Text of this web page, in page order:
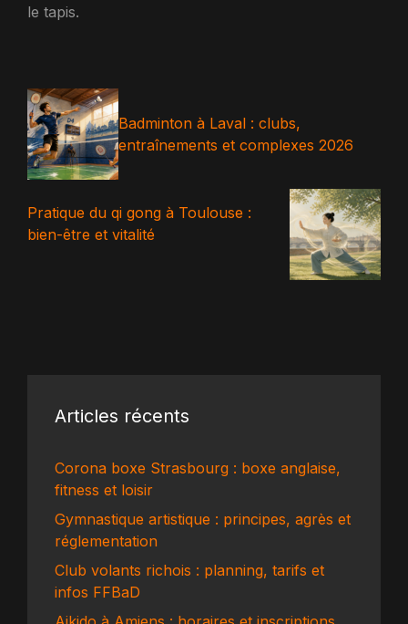
le tapis.
Badminton à Laval : clubs,
entraînements et complexes 2026
Pratique du qi gong à Toulouse :
bien-être et vitalité
Articles récents
Corona boxe Strasbourg : boxe anglaise,
fitness et loisir
Gymnastique artistique : principes, agrès et
réglementation
Club volants richois : planning, tarifs et
infos FFBaD